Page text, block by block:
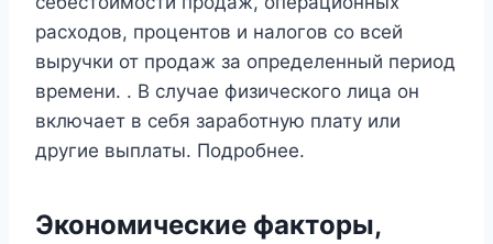
расходов, процентов и налогов со всей
выручки от продаж за определенный период
времени. . В случае физического лица он
включает в себя заработную плату или
другие выплаты. Подробнее.
Экономические факторы,